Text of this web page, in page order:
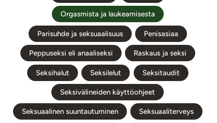
Orgasmista ja laukeamisesta
Parisuhde ja seksuaalisuus Penisasiaa
Peppuseksi eli anaaliseksi Raskaus ja seksi
Seksihalut Seksilelut Seksitaudit
Seksivälineiden käyttöohjeet
Seksuaalinen suuntautuminen Seksuaaliterveys